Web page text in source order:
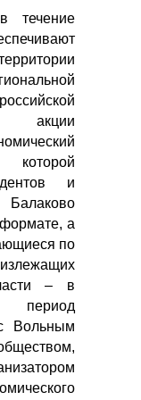
течение
акции
и
а
по
– в
Вольным